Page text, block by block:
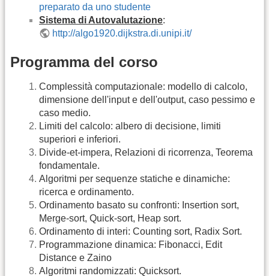
preparato da uno studente
Sistema di Autovalutazione:
http://algo1920.dijkstra.di.unipi.it/
Programma del corso
Complessità computazionale: modello di calcolo,
dimensione dell'input e dell'output, caso pessimo e
caso medio.
Limiti del calcolo: albero di decisione, limiti
superiori e inferiori.
Divide-et-impera, Relazioni di ricorrenza, Teorema
fondamentale.
Algoritmi per sequenze statiche e dinamiche:
ricerca e ordinamento.
Ordinamento basato su confronti: Insertion sort,
Merge-sort, Quick-sort, Heap sort.
Ordinamento di interi: Counting sort, Radix Sort.
Programmazione dinamica: Fibonacci, Edit
Distance e Zaino
Algoritmi randomizzati: Quicksort.